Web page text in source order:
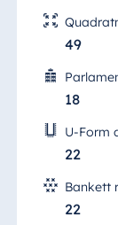
49
18
U-Form
22
Bankett
22